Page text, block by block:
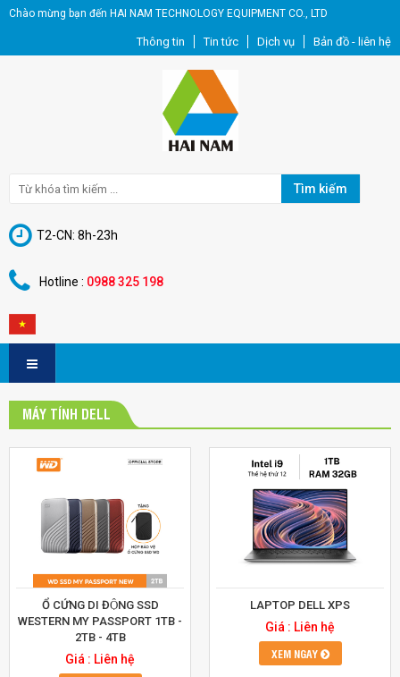
Chào mừng bạn đến HAI NAM TECHNOLOGY EQUIPMENT CO., LTD
Thông tin Tin tức Dịch vụ Bản đồ - liên hệ
Tìm kiếm
T2-CN: 8h-23h
Hotline : 0988 325 198
MÁY TÍNH DELL
Ổ CỨNG DI ĐỘNG SSD
WESTERN MY PASSPORT 1TB -
2TB - 4TB
Giá : Liên hệ
LAPTOP DELL XPS
Giá : Liên hệ
XEM NGAY